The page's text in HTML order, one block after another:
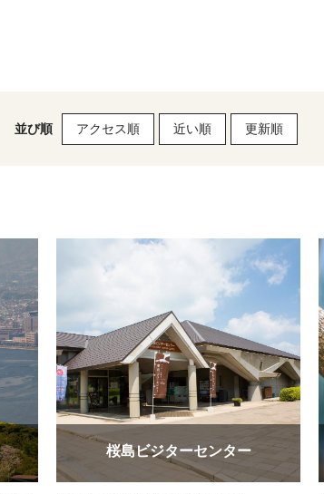
並び順 アクセス順 近い順 更新順
桜島ビジターセンター